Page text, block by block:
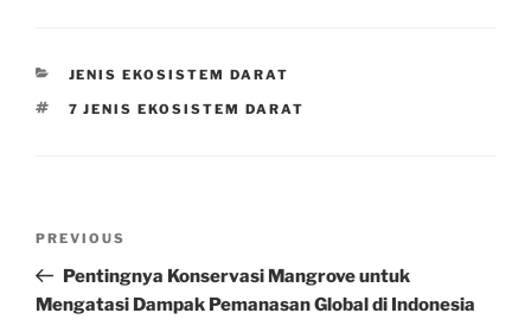
CATEGORIES
JENIS EKOSISTEM DARAT
TAGS
7 JENIS EKOSISTEM DARAT
Previous
Post
PREVIOUS
Pentingnya Konservasi Mangrove untuk
Mengatasi Dampak Pemanasan Global di Indonesia